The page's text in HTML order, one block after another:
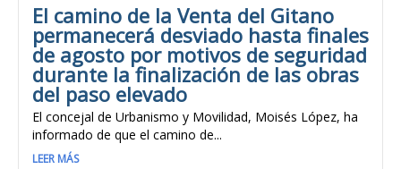
El camino de la Venta del Gitano
permanecerá desviado hasta finales
de agosto por motivos de seguridad
durante la finalización de las obras
del paso elevado
El concejal de Urbanismo y Movilidad, Moisés López, ha
informado de que el camino de...
LEER MÁS